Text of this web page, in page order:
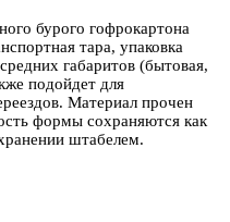
бурого гофрокартона
тара, упаковка
габаритов (бытовая,
подойдет для
Материал прочен
формы сохраняются как
штабелем.